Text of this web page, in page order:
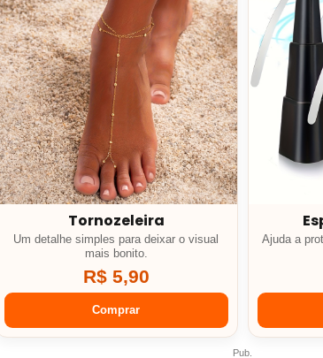
Tornozeleira
Um detalhe simples para deixar o visual
mais bonito.
R$ 5,90
Comprar
Ajuda a
Pub.